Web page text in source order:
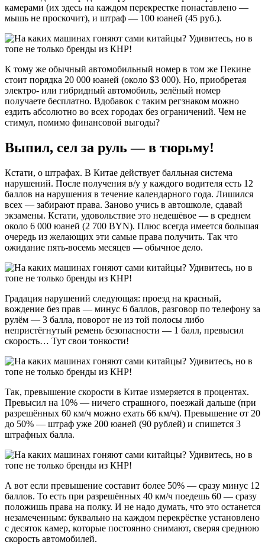
камерами (их здесь на каждом перекрестке понаставлено —
мышь не проскочит), и штраф — 100 юаней (45 руб.).
К тому же обычный автомобильный номер в том же Пекине
стоит порядка 20 000 юаней (около $3 000). Но, приобретая
электро- или гибридный автомобиль, зелёный номер
получаете бесплатно. Вдобавок с таким регзнаком можно
ездить абсолютно во всех городах без ограничений. Чем не
стимул, помимо финансовой выгоды?
Выпил, сел за руль — в тюрьму!
Кстати, о штрафах. В Китае действует балльная система
нарушений. После получения в/у у каждого водителя есть 12
баллов на нарушения в течение календарного года. Лишился
всех — забирают права. Заново учись в автошколе, сдавай
экзамены. Кстати, удовольствие это недешёвое — в среднем
около 6 000 юаней (2 700 BYN). Плюс всегда имеется большая
очередь из желающих эти самые права получить. Так что
ожидание пять-восемь месяцев — обычное дело.
Градация нарушений следующая: проезд на красный,
вождение без прав — минус 6 баллов, разговор по телефону за
рулём — 3 балла, поворот не из той полосы либо
непристёгнутый ремень безопасности — 1 балл, превысил
скорость… Тут свои тонкости!
Так, превышение скорости в Китае измеряется в процентах.
Превысил на 10% — ничего страшного, поезжай дальше (при
разрешённых 60 км/ч можно ехать 66 км/ч). Превышение от 20
до 50% — штраф уже 200 юаней (90 рублей) и спишется 3
штрафных балла.
А вот если превышение составит более 50% — сразу минус 12
баллов. То есть при разрешённых 40 км/ч поедешь 60 — сразу
положишь права на полку. И не надо думать, что это останется
незамеченным: буквально на каждом перекрёстке установлено
с десяток камер, которые постоянно снимают, сверяя среднюю
скорость автомобилей.